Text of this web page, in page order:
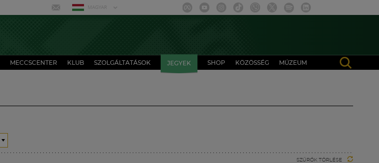
MAGYAR
MECCSCENTER KLUB SZOLGÁLTATÁSOK JEGYEK SHOP KÖZÖSSÉG MÚZEUM
SZŰRŐK TÖRLÉSE